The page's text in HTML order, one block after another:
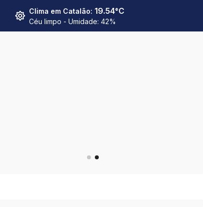
Clima em Catalão: 19.54°C
Céu limpo - Umidade: 42%